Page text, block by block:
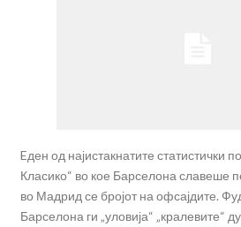
Eден од најистакнатите статистички
Класико“ во кое Барселона славеше
во Мадрид се бројот на офсајдите.
Барселона ги „уловија“ „кралевите“